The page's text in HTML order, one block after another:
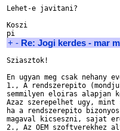
Lehet-e javitani?
Koszi
+ - Re: Jogi kerdes - mar
Sziasztok!
En ugyan meg csak nehany
1., A rendszerepito
semmilyen eloiras alapjan
Azaz szerepelhet ugy, mint
ha a rendszerepito
magaval kicseszni, sajat
2., Az OEM szoftverekhez